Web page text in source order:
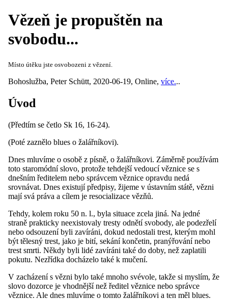
Vězeň je propuštěn na
svobodu...
Místo útěku jste osvobozeni z vězení.
Bohoslužba, Peter Schütt, 2020-06-19, Online, více...
Úvod
(Předtím se četlo Sk 16, 16-24).
(Poté zaznělo blues o žalářníkovi).
Dnes mluvíme o osobě z písně, o žalářníkovi. Záměrně používám
toto staromódní slovo, protože tehdejší vedoucí věznice se s
dnešním ředitelem nebo správcem věznice opravdu nedá
srovnávat. Dnes existují předpisy, žijeme v ústavním státě, vězni
mají svá práva a cílem je resocializace vězňů.
Tehdy, kolem roku 50 n. l., byla situace zcela jiná. Na jedné
straně prakticky neexistovaly tresty odnětí svobody, ale podezřelí
nebo odsouzení byli zavíráni, dokud nedostali trest, kterým mohl
být tělesný trest, jako je bití, sekání končetin, pranýřování nebo
trest smrti. Někdy byli lidé zavíráni také do doby, než zaplatili
pokutu. Nezřídka docházelo také k mučení.
V zacházení s vězni bylo také mnoho svévole, takže si myslím, že
slovo dozorce je vhodnější než ředitel věznice nebo správce
věznice. Ale dnes mluvíme o tomto žalářníkovi a ten měl blues.